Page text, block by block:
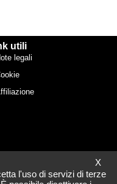
utili
legali
X
l'uso di servizi di terze